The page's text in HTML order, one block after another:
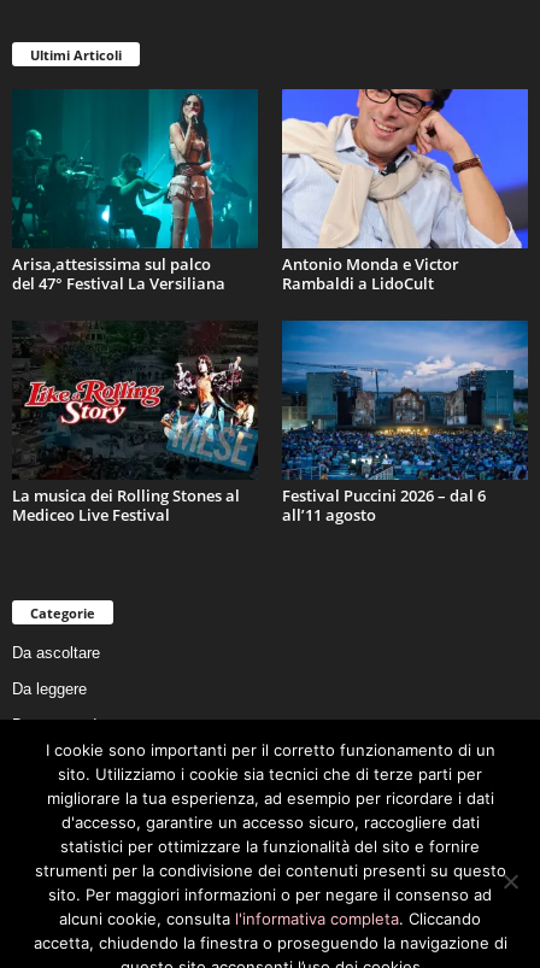
Ultimi Articoli
Arisa,attesissima sul palco
del 47° Festival La Versiliana
Antonio Monda e Victor
Rambaldi a LidoCult
La musica dei Rolling Stones al
Mediceo Live Festival
Festival Puccini 2026 – dal 6
all’11 agosto
Categorie
Da ascoltare
Da leggere
Da non perdere
Da conoscere
Da preservare
Da vivere
Cookie Policy
I cookie sono importanti per il corretto funzionamento di un
sito. Utilizziamo i cookie sia tecnici che di terze parti per
migliorare la tua esperienza, ad esempio per ricordare i dati
d'accesso, garantire un accesso sicuro, raccogliere dati
statistici per ottimizzare la funzionalità del sito e fornire
strumenti per la condivisione dei contenuti presenti su questo
sito. Per maggiori informazioni o per negare il consenso ad
alcuni cookie, consulta l'informativa completa. Cliccando
accetta, chiudendo la finestra o proseguendo la navigazione di